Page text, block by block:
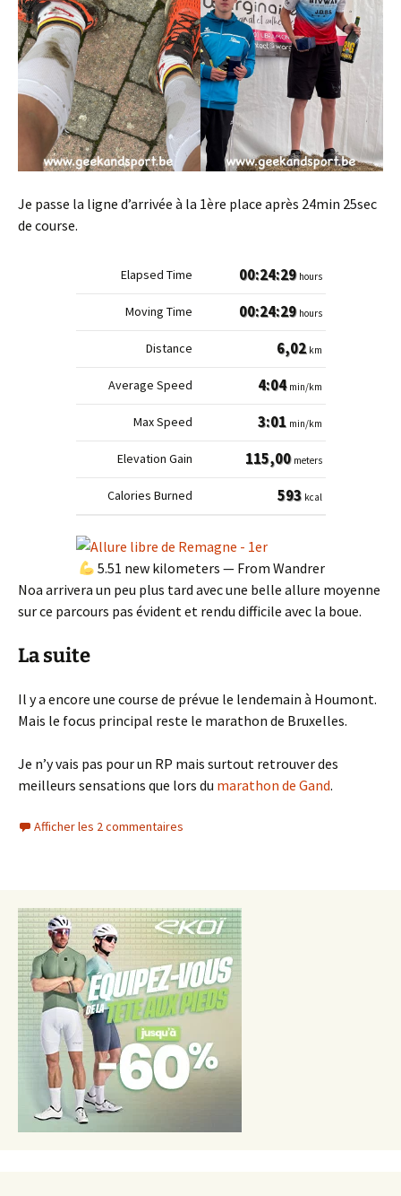
Je passe la ligne d’arrivée à la 1ère place après 24min 25sec
de course.
00:24:29 hours
00:24:29 hours
6,02 km
4:04 min/km
3:01 min/km
115,00 meters
593 kcal
5.51 new kilometers — From Wandrer
Noa arrivera un peu plus tard avec une belle allure moyenne
sur ce parcours pas évident et rendu difficile avec la boue.
La suite
Il y a encore une course de prévue le lendemain à Houmont.
Mais le focus principal reste le marathon de Bruxelles.
Je n’y vais pas pour un RP mais surtout retrouver des
meilleurs sensations que lors du marathon de Gand.
Afficher les 2 commentaires